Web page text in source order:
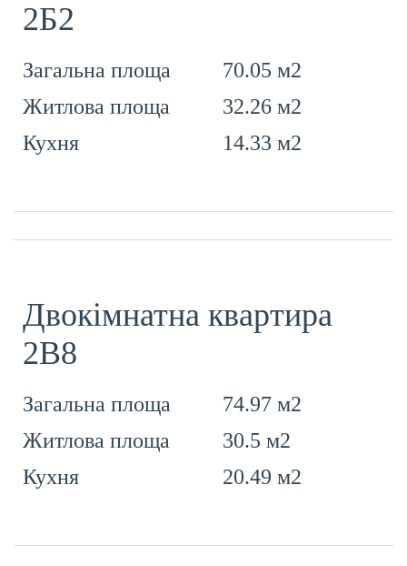
2Б2
Загальна площа
70.05 м2
Житлова площа
32.26 м2
Кухня
14.33 м2
Двокімнатна квартира
2В8
Загальна площа
74.97 м2
Житлова площа
30.5 м2
Кухня
20.49 м2